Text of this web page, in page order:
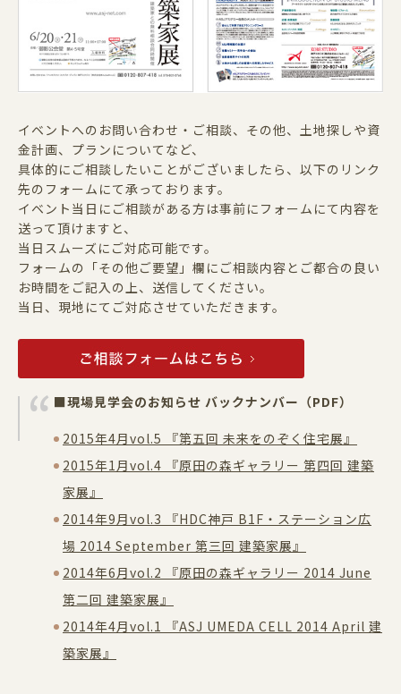
イベントへのお問い合わせ・ご相談、その他、土地探しや資
金計画、プランについてなど、
具体的にご相談したいことがございましたら、以下のリンク
先のフォームにて承っております。
イベント当日にご相談がある方は事前にフォームにて内容を
送って頂けますと、
当日スムーズにご対応可能です。
フォームの「その他ご要望」欄に ご相談内容 と ご都合の良い
お時間をご記入の上、送信してください。
当日、現地にてご対応させていただきます。
■現場見学会のお知らせ バックナンバー（PDF）
2015年4月vol.5 『第五回 未来をのぞく住宅展』
2015年1月vol.4 『原田の森ギャラリー 第四回 建築
家展』
2014年9月vol.3 『HDC神戸 B1F・ステーション広
場 2014 September 第三回 建築家展』
2014年6月vol.2 『原田の森ギャラリー 2014 June
第二回 建築家展』
2014年4月vol.1 『ASJ UMEDA CELL 2014 April 建
築家展』